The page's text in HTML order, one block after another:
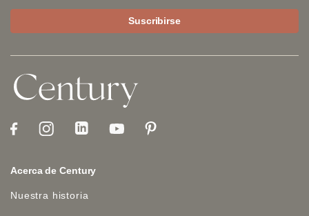
Acerca de Century
Nuestra historia